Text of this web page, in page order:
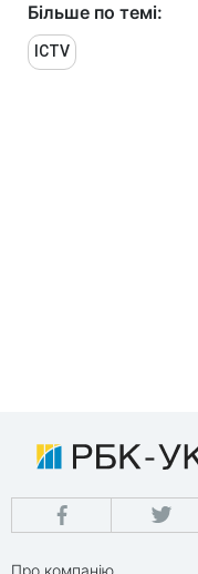
Більше по темі:
ICTV
Про компанію